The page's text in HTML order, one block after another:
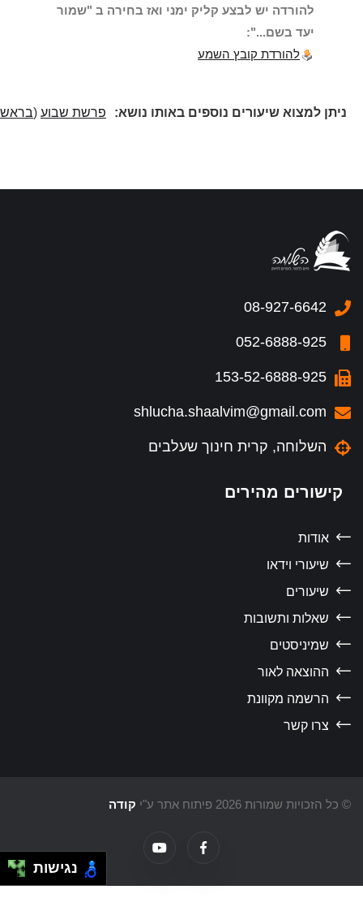
להורדה יש לבצע קליק ימני ואז בחירה ב "שמור
יעד בשם...":
להורדת קובץ השמע
למצוא שיעורים נוספים באותו נושא: פרשת שבוע(בראשית)
08-927-6642
052-6888-925
153-52-6888-925
shlucha.shaalvim@gmail.com
השלוחה, קרית חינוך שעלבים
קישורים מהירים
אודות
שיעורי וידאו
שיעורים
שאלות ותשובות
שמיניסטים
ההוצאה לאור
הרשמה מקוונת
צרו קשר
הזכויות שמורות 2026 פיתוח אתר ע"י קודה
נגישות